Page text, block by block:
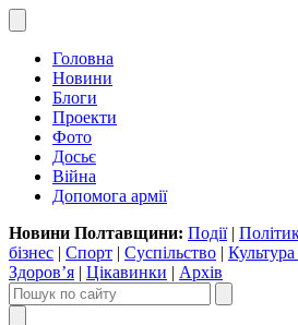
Головна
Новини
Блоги
Проекти
Фото
Досьє
Війна
Допомога армії
Новини Полтавщини: Події|
бізнес | Спорт | Суспільство | Культура
Здоров’я | Цікавинки | Архів